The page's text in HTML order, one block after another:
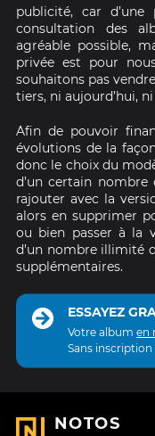
publicité, car
consultation des
agréable possible,
privée est pour
souhaitons pas
tiers, ni aujourd’hui,
Afin de pouvoir
évolutions de la
donc le choix du
d’un certain
rajouter avec la
alors en supprimer
ou bien passer à la
d’un nombre illimité
supplémentaires.
ESSAYEZ
Votre album en
Sans
NOTOS